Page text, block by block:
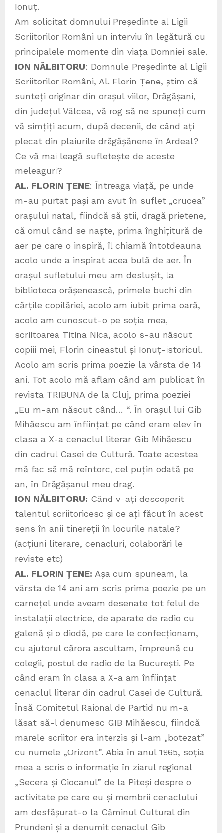
Ionuț.
Am solicitat domnului Președinte al Ligii
Scriitorilor Români un interviu în legătură cu
principalele momente din viața Domniei sale.
ION NĂLBITORU: Domnule Președinte al Ligii
Scriitorilor Români, Al. Florin Țene, știm că
sunteți originar din orașul viilor, Drăgășani,
din județul Vâlcea, vă rog să ne spuneți cum
vă simțiți acum, după decenii, de când ați
plecat din plaiurile drăgășănene în Ardeal?
Ce vă mai leagă sufletește de aceste
meleaguri?
AL. FLORIN ȚENE: Întreaga viață, pe unde
m-au purtat pași am avut în suflet „crucea”
orașului natal, fiindcă să știi, dragă prietene,
că omul când se naște, prima înghițitură de
aer pe care o inspiră, îl chiamă întotdeauna
acolo unde a inspirat acea bulă de aer. În
orașul sufletului meu am deslușit, la
biblioteca orășenească, primele buchi din
cărțile copilăriei, acolo am iubit prima oară,
acolo am cunoscut-o pe soția mea,
scriitoarea Titina Nica, acolo s-au născut
copiii mei, Florin cineastul și Ionuț-istoricul.
Acolo am scris prima poezie la vârsta de 14
ani. Tot acolo mă aflam când am publicat în
revista TRIBUNA de la Cluj, prima poeziei
„Eu m-am născut când… “. În orașul lui Gib
Mihăescu am înființat pe când eram elev în
clasa a X-a cenaclul literar Gib Mihăescu
din cadrul Casei de Cultură. Toate acestea
mă fac să mă reîntorc, cel puțin odată pe
an, în Drăgășanul meu drag.
ION NĂLBITORU: Când v-ați descoperit
talentul scriitoricesc și ce ați făcut în acest
sens în anii tinereții în locurile natale?
(acțiuni literare, cenacluri, colaborări le
reviste etc)
AL. FLORIN ȚENE: Așa cum spuneam, la
vârsta de 14 ani am scris prima poezie pe un
carnețel unde aveam desenate tot felul de
instalații electrice, de aparate de radio cu
galenă și o diodă, pe care le confecționam,
cu ajutorul cărora ascultam, împreună cu
colegii, postul de radio de la București. Pe
când eram în clasa a X-a am înființat
cenaclul literar din cadrul Casei de Cultură.
Însă Comitetul Raional de Partid nu m-a
lăsat să-l denumesc GIB Mihăescu, fiindcă
marele scriitor era interzis și l-am „botezat”
cu numele „Orizont”. Abia în anul 1965, soția
mea a scris o informație în ziarul regional
„Secera și Ciocanul” de la Piteși despre o
activitate pe care eu și membrii cenaclului
am desfășurat-o la Căminul Cultural din
Prundeni și a denumit cenaclul Gib